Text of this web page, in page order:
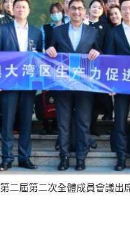
第二屆第二次全體成員會議出